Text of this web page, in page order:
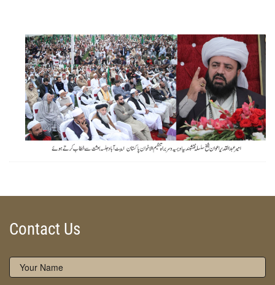
Contact Us